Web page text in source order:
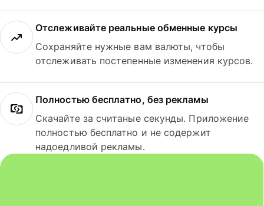
Отслеживайте реальные обменные курсы
Сохраняйте нужные вам валюты, чтобы
отслеживать постепенные изменения курсов.
Полностью бесплатно, без рекламы
Скачайте за считаные секунды. Приложение
полностью бесплатно и не содержит
надоедливой рекламы.